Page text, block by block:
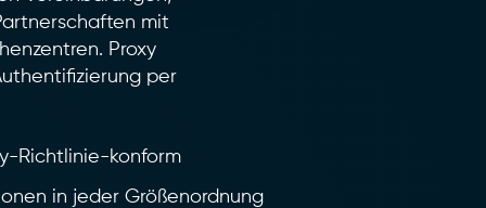
mit
Proxy
per
Richtlinie-konform
in jeder Größenordnung